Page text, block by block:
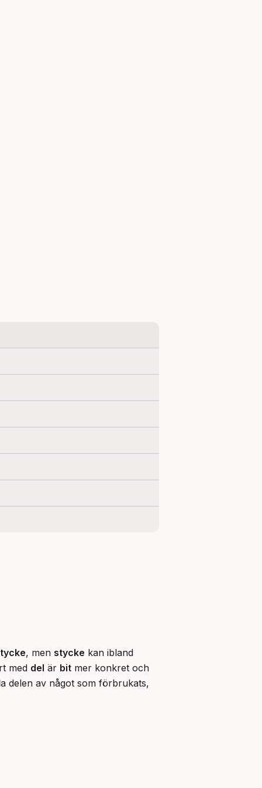
, men stycke kan ibland
med del är bit mer konkret och
delen av något som förbrukats,